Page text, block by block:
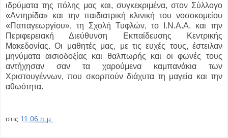
ιδρύματα της πόλης μας και, συγκεκριμένα, στον Σύλλογο
«Αντηρίδα» και την παιδιατρική κλινική του νοσοκομείου
«Παπαγεωργίου», τη Σχολή Τυφλών, το Ι.Ν.Α.Α. και την
Περιφερειακή Διεύθυνση Εκπαίδευσης Κεντρικής
Μακεδονίας. Οι μαθητές μας, με τις ευχές τους, έστειλαν
μηνύματα αισιοδοξίας και θαλπωρής και οι φωνές τους
αντήχησαν σαν τα χαρούμενα καμπανάκια των
Χριστουγέννων, που σκορπούν διάχυτα τη μαγεία και την
αθωότητα.
στις 11:06 π.μ.